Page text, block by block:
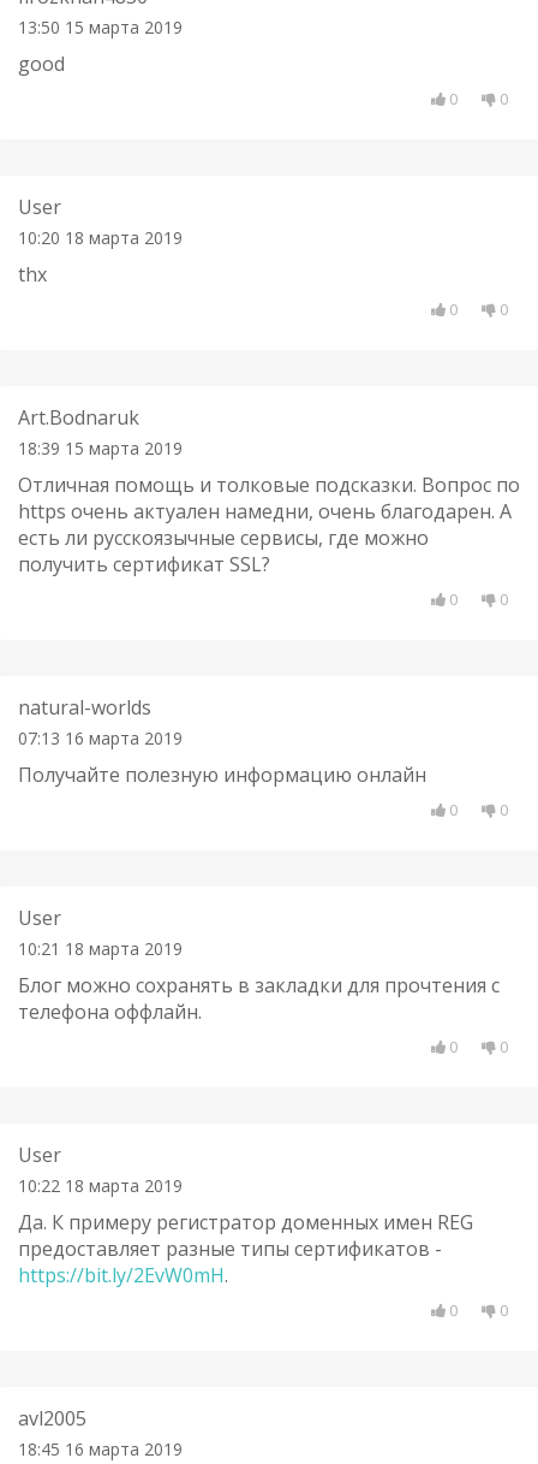
13:50 15 марта 2019
good
0 0
User
10:20 18 марта 2019
thx
0 0
Art.Bodnaruk
18:39 15 марта 2019
Отличная помощь и толковые подсказки. Вопрос по
https очень актуален намедни, очень благодарен. А
есть ли русскоязычные сервисы, где можно
получить сертификат SSL?
0 0
natural-worlds
07:13 16 марта 2019
Получайте полезную информацию онлайн
0 0
User
10:21 18 марта 2019
Блог можно сохранять в закладки для прочтения с
телефона оффлайн.
0 0
User
10:22 18 марта 2019
Да. К примеру регистратор доменных имен REG
предоставляет разные типы сертификатов -
https://bit.ly/2EvW0mH.
0 0
avl2005
18:45 16 марта 2019